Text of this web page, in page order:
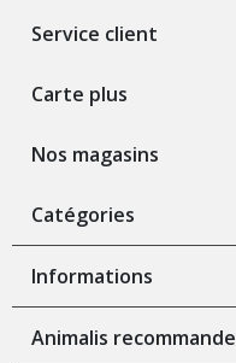
Service client
Carte plus
Nos magasins
Catégories
Informations
Animalis recommande